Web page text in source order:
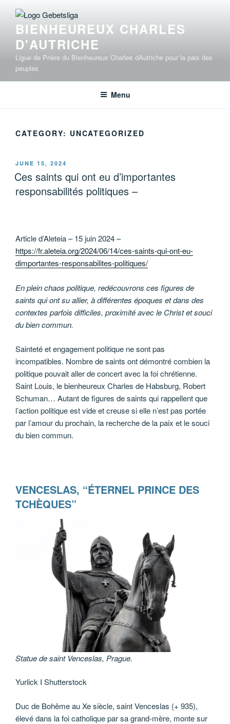
contentBIENHEUREUX CHARLES
D'AUTRICHE
Ligue de Prière du Bienheureux Charles dAutriche pour la paix des
peuples
Menu
CATEGORY: UNCATEGORIZED
POSTED
ON
JUNE 15, 2024
Ces saints qui ont eu d’importantes
responsabilités politiques –
Article d’Aleteia – 15 juin 2024 –
https://fr.aleteia.org/2024/06/14/ces-saints-qui-ont-eu-
dimportantes-responsabilites-politiques/
En plein chaos politique, redécouvrons ces figures de
saints qui ont su allier, à différentes époques et dans des
contextes parfois difficiles, proximité avec le Christ et souci
du bien commun.
Sainteté et engagement politique ne sont pas
incompatibles. Nombre de saints ont démontré combien la
politique pouvait aller de concert avec la foi chrétienne.
Saint Louis, le bienheureux Charles de Habsburg, Robert
Schuman… Autant de figures de saints qui rappellent que
l’action politique est vide et creuse si elle n’est pas portée
par l’amour du prochain, la recherche de la paix et le souci
du bien commun.
VENCESLAS, “ÉTERNEL PRINCE DES
TCHÈQUES”
Statue de saint Venceslas, Prague.
Yurlick I Shutterstock
Duc de Bohême au Xe siècle, saint Venceslas (+ 935),
élevé dans la foi catholique par sa grand-mère, monte sur